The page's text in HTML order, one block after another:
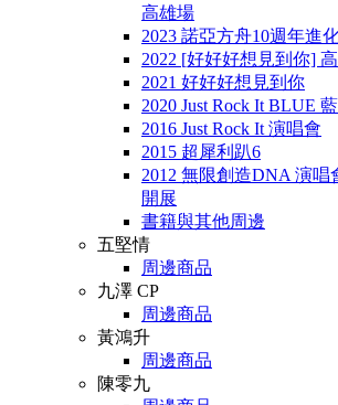
高雄場
2023 諾亞方舟10週年進
2022 [好好好想見到你]
2021 好好好想見到你
2020 Just Rock It BLUE
2016 Just Rock It 演唱會
2015 超犀利趴6
2012 無限創造DNA 演
開展
書籍與其他周邊
五堅情
周邊商品
九澤 CP
周邊商品
黃鴻升
周邊商品
陳零九